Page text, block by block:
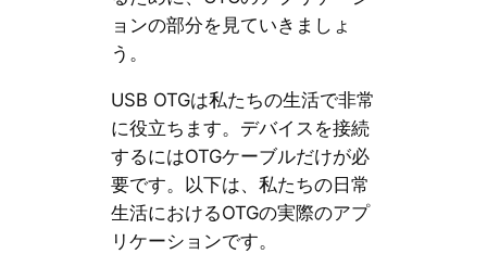
ョンの部分を見ていきましょ
う。
USB OTGは私たちの生活で非常
に役立ちます。デバイスを接続
するにはOTGケーブルだけが必
要です。以下は、私たちの日常
生活におけるOTGの実際のアプ
リケーションです。